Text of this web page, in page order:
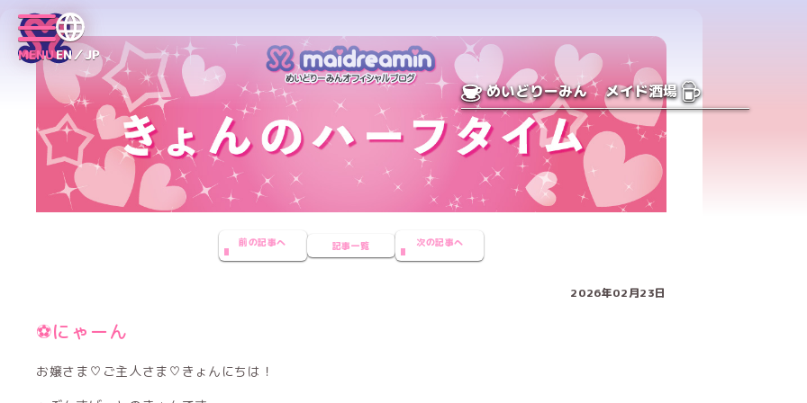
MENUEN／JP
めいどりーみん メイド酒場
前の記事へ 記事一覧 次の記事へ
2026年02月23日
⚽️にゃーん
お嬢さま♡ご主人さま♡きょんにちは！